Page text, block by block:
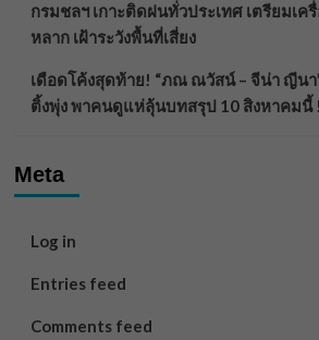
กรมชลฯ เกาะติดฝนทั่วประเทศ เตรียมเค
หลาก เฝ้าระวังพื้นที่เสี่ยง
เดือดโค้งสุดท้าย! “ภณ ณวัสน์ – จีน่า ญีนา”
ติ้งพุ่ง พาคนดูแห่ลุ้นบทสรุป 10 สิงหาคมนี้ !
Meta
Log in
Entries feed
Comments feed